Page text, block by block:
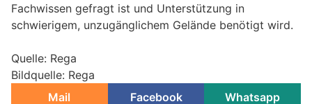
Fachwissen gefragt ist und Unterstützung in
schwierigem, unzugänglichem Gelände benötigt wird.
Quelle: Rega
Bildquelle: Rega
Mail
Facebook Whatsapp